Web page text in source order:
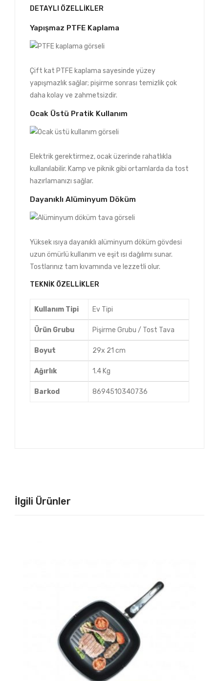
DETAYLI ÖZELLIKLER
Yapışmaz PTFE Kaplama
Çift kat PTFE kaplama sayesinde yüzey
yapışmazlık sağlar; pişirme sonrası temizlik çok
daha kolay ve zahmetsizdir.
Ocak Üstü Pratik Kullanım
Elektrik gerektirmez, ocak üzerinde rahatlıkla
kullanılabilir. Kamp ve piknik gibi ortamlarda da tost
hazırlamanızı sağlar.
Dayanıklı Alüminyum Döküm
Yüksek ısıya dayanıklı alüminyum döküm gövdesi
uzun ömürlü kullanım ve eşit ısı dağılımı sunar.
Tostlarınız tam kıvamında ve lezzetli olur.
TEKNIK ÖZELLIKLER
Kullanım Tipi Ev Tipi
Ürün Grubu Pişirme Grubu / Tost Tava
Boyut 29x 21 cm
Ağırlık 1.4 Kg
Barkod 8694510340736
İlgili Ürünler